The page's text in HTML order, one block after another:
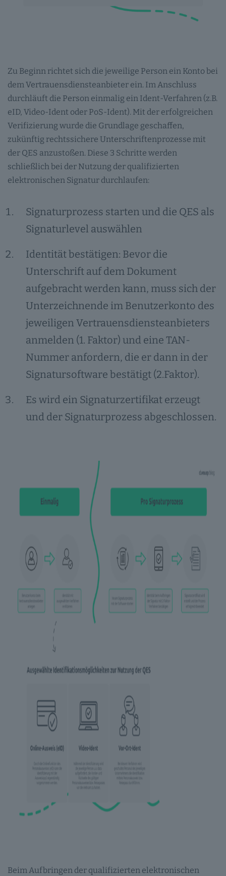
Zu Beginn richtet sich die jeweilige Person ein Konto bei
dem Vertrauensdiensteanbieter ein. Im Anschluss
durchläuft die Person einmalig ein Ident-Verfahren (z.B.
eID, Video-Ident oder PoS-Ident). Mit der erfolgreichen
Verifizierung wurde die Grundlage geschaffen,
zukünftig rechtssichere Unterschriftenprozesse mit
der QES anzustoßen. Diese 3 Schritte werden
schließlich bei der Nutzung der qualifizierten
elektronischen Signatur durchlaufen:
Signaturprozess starten und die QES als
Signaturlevel auswählen
Identität bestätigen: Bevor die
Unterschrift auf dem Dokument
aufgebracht werden kann, muss sich der
Unterzeichnende im Benutzerkonto des
jeweiligen Vertrauensdiensteanbieters
anmelden (1. Faktor) und eine TAN-
Nummer anfordern, die er dann in der
Signatursoftware bestätigt (2.Faktor).
Es wird ein Signaturzertifikat erzeugt
und der Signaturprozess abgeschlossen.
Beim Aufbringen der qualifizierten elektronischen